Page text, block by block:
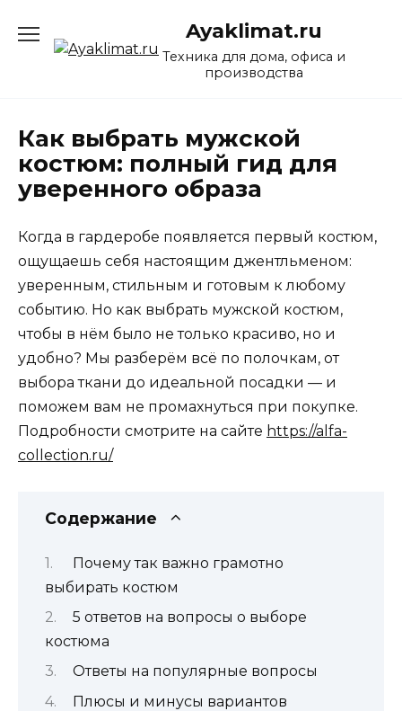
содержанию
Ayaklimat.ru
Техника для дома, офиса и
производства
Как выбрать мужской
костюм: полный гид для
уверенного образа
Когда в гардеробе появляется первый костюм,
ощущаешь себя настоящим джентльменом:
уверенным, стильным и готовым к любому
событию. Но как выбрать мужской костюм,
чтобы в нём было не только красиво, но и
удобно? Мы разберём всё по полочкам, от
выбора ткани до идеальной посадки — и
поможем вам не промахнуться при покупке.
Подробности смотрите на сайте https://alfa-
collection.ru/
Содержание
Почему так важно грамотно
выбирать костюм
5 ответов на вопросы о выборе
костюма
Ответы на популярные вопросы
Плюсы и минусы вариантов